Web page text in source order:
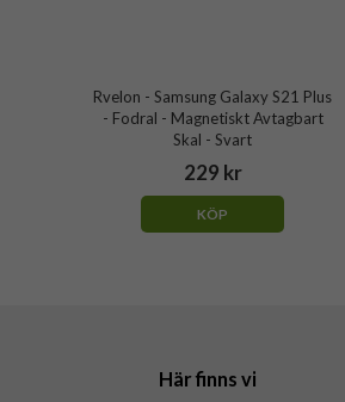
Rvelon - Samsung Galaxy S21 Plus
- Fodral - Magnetiskt Avtagbart
Skal - Svart
229 kr
KÖP
Här finns vi